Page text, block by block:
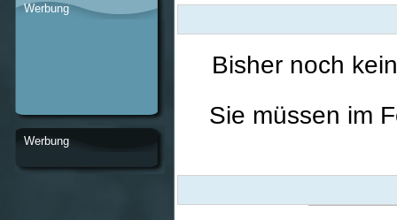
Bisher noch
Sie müssen im
Werbung
Werbung